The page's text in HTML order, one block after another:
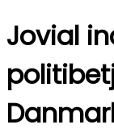
Jovial